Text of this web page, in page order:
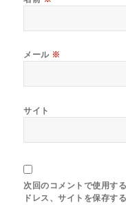
メール ※
サイト
次回のコメントで使用す
ドレス、サイトを保存する